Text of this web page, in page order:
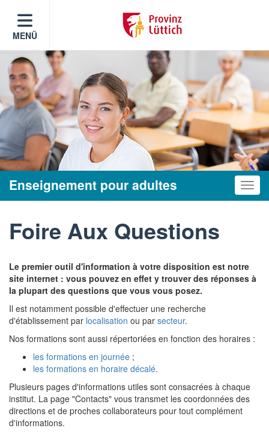
MENÜ
Enseignement pour adultes
Foire Aux Questions
Le premier outil d'information à votre disposition est notre
site internet : vous pouvez en effet y trouver des réponses à
la plupart des questions que vous vous posez.
Il est notamment possible d'effectuer une recherche
d'établissement par localisation ou par secteur.
Nos formations sont aussi répertoriées en fonction des horaires :
les formations en journée ;
les formations en horaire décalé.
Plusieurs pages d'informations utiles sont consacrées à chaque
institut. La page "Contacts" vous transmet les coordonnées des
directions et de proches collaborateurs pour tout complément
d'informations.